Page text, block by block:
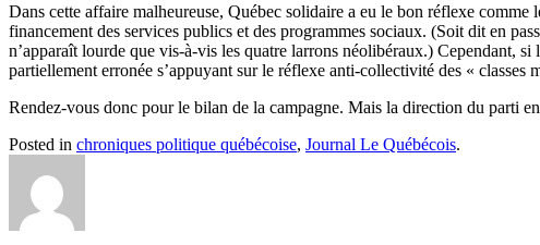
Dans cette affaire malheureuse, Québec solidaire a eu le bon réflexe comme
financement des services publics et des programmes sociaux. (Soit dit en
n’apparaît lourde que vis-à-vis les quatre larrons néolibéraux.) Cependant,
partiellement erronée s’appuyant sur le réflexe anti-collectivité des « classes
Rendez-vous donc pour le bilan de la campagne. Mais la direction du parti
Posted in chroniques politique québécoise, Journal Le Québécois.